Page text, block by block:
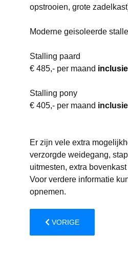
opstrooien, grote
Moderne geisoleerde
Stalling paard
€ 485,- per maand
Stalling pony
€ 405,- per maand
Er zijn vele extra
verzorgde weidegang,
uitmesten, extra
Voor verdere informatie
opnemen.
VORIG ARTIKEL:
VORIGE